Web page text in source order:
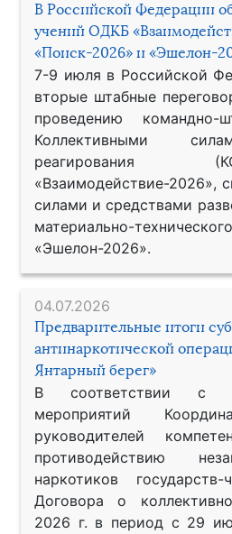
В Российской Федерации
учений ОДКБ
«Поиск-2026» и «Эшелон-
7-9 июля в Российской
вторые штабные
проведению командно-
Коллективными
реагирования
«Взаимодействие-2026»,
силами и средствами
материально-
«Эшелон-2026».
04.07.2026
Предварительные итоги
антинаркотической
Янтарный берег»
В соответствии с
мероприятий
руководителей
противодействию
наркотиков
Договора о
2026 г. в период с 29